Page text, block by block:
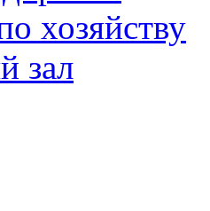
хозяйству
зал